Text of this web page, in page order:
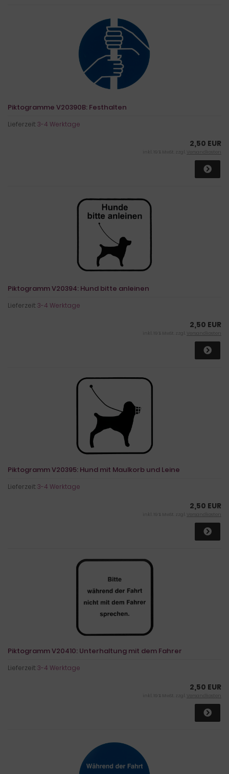
Piktogramme V20390B: Festhalten
Lieferzeit:3-4 Werktage
2,50 EUR
inkl. 19 % MwSt. zzgl. Versandkosten
Piktogramm V20394: Hund bitte anleinen
Lieferzeit:3-4 Werktage
2,50 EUR
inkl. 19 % MwSt. zzgl. Versandkosten
Piktogramm V20395: Hund mit Maulkorb und Leine
Lieferzeit:3-4 Werktage
2,50 EUR
inkl. 19 % MwSt. zzgl. Versandkosten
Piktogramm V20410: Unterhaltung mit dem Fahrer
Lieferzeit:3-4 Werktage
2,50 EUR
inkl. 19 % MwSt. zzgl. Versandkosten